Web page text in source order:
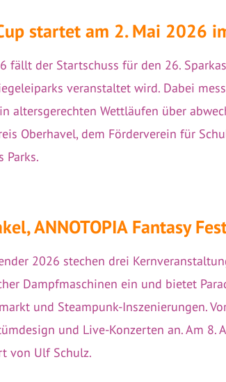
startet am 2. Mai 2026
fällt der Startschuss für den 26.
veranstaltet wird. Dabei
altersgerechten Wettläufen über
Oberhavel, dem Förderverein für
Parks.
ANNOTOPIA Fantasy
2026 stechen drei
Dampfmaschinen ein und bietet
und Steampunk-Inszenierungen.
und Live-Konzerten an. Am
von Ulf Schulz.